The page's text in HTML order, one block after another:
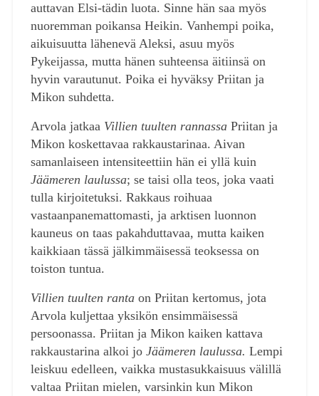
auttavan Elsi-tädin luota. Sinne hän saa myös
nuoremman poikansa Heikin. Vanhempi poika,
aikuisuutta lähenevä Aleksi, asuu myös
Pykeijassa, mutta hänen suhteensa äitiinsä on
hyvin varautunut. Poika ei hyväksy Priitan ja
Mikon suhdetta.
Arvola jatkaa Villien tuulten rannassaPriitan ja
Mikon koskettavaa rakkaustarinaa. Aivan
samanlaiseen intensiteettiin hän ei yllä kuin
Jäämeren laulussa; se taisi olla teos, joka vaati
tulla kirjoitetuksi. Rakkaus roihuaa
vastaanpanemattomasti, ja arktisen luonnon
kauneus on taas pakahduttavaa, mutta kaiken
kaikkiaan tässä jälkimmäisessä teoksessa on
toiston tuntua.
Villien tuulten rantaon Priitan kertomus, jota
Arvola kuljettaa yksikön ensimmäisessä
persoonassa. Priitan ja Mikon kaiken kattava
rakkaustarina alkoi jo Jäämeren laulussa. Lempi
leiskuu edelleen, vaikka mustasukkaisuus välillä
valtaa Priitan mielen, varsinkin kun Mikon